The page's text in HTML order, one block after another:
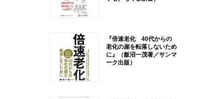
『倍速老化 40代からの
老化の崖を転落しないため
に』（飯沼一茂著／サンマ
ーク出版）